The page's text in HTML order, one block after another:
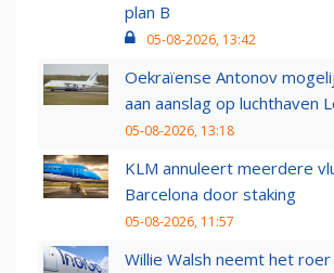
plan B
05-08-2026, 13:42
Oekraïense Antonov
aan aanslag op luchthaven
05-08-2026, 13:18
KLM annuleert meerdere
Barcelona door staking
05-08-2026, 11:57
Willie Walsh neemt het